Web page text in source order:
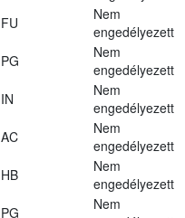
FU
Nem
engedélyezett
PG
Nem
engedélyezett
IN
Nem
engedélyezett
AC
Nem
engedélyezett
HB
Nem
engedélyezett
PG
Nem